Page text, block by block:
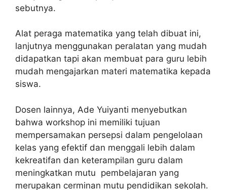
sebutnya.
Alat peraga matematika yang telah dibuat ini,
lanjutnya menggunakan peralatan yang mudah
didapatkan tapi akan membuat para guru lebih
mudah mengajarkan materi matematika kepada
siswa.
Dosen lainnya, Ade Yuiyanti menyebutkan
bahwa workshop ini memiliki tujuan
mempersamakan persepsi dalam pengelolaan
kelas yang efektif dan menggali lebih dalam
kekreatifan dan keterampilan guru dalam
meningkatkan mutu pembelajaran yang
merupakan cerminan mutu pendidikan sekolah.